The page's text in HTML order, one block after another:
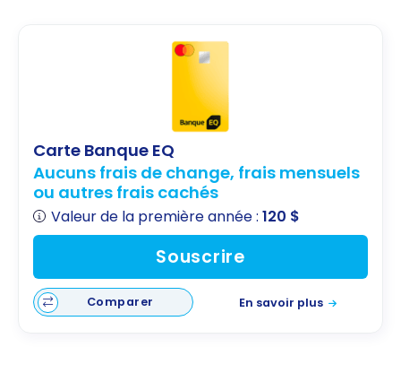
Carte Banque EQ
Aucuns frais de change, frais mensuels
ou autres frais cachés
Valeur de la première année :120 $
Souscrire
Comparer En savoir plus